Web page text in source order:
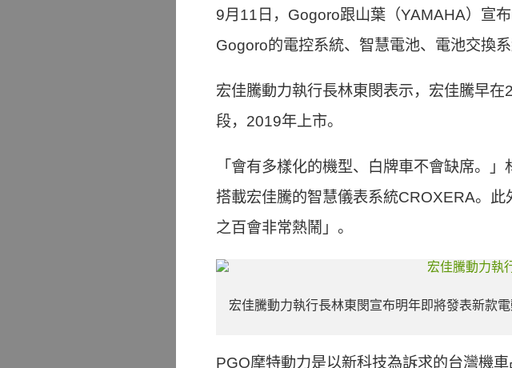
9月11日，Gogoro跟山葉（YAMAHA）宣
Gogoro的電控系統、智慧電池、電池交換
宏佳騰動力執行長林東閔表示，宏佳騰早
段，2019年上市。
「會有多樣化的機型、白牌車不會缺席。
搭載宏佳騰的智慧儀表系統CROXERA。
之百會非常熱鬧」。
宏佳騰動力執行長林東閔宣布明年即將發表新款
PGO摩特動力是以新科技為訴求的台灣機